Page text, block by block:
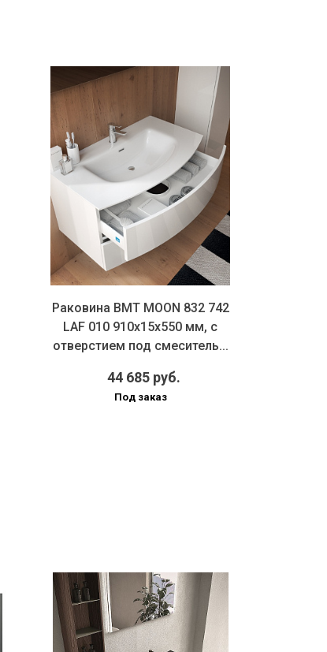
Раковина BMT MOON 832 742
LAF 010 910х15х550 мм, с
отверстием под смеситель...
44 685 руб.
Под заказ